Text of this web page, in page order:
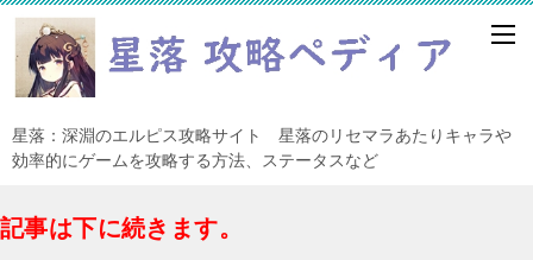
星落：深淵のエルピス攻略サイト 星落のリセマラあたりキャラや
効率的にゲームを攻略する方法、ステータスなど
記事は下に続きます。